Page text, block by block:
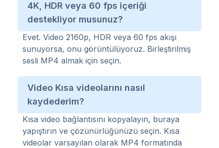
4K, HDR veya 60 fps içeriği
destekliyor musunuz?
Evet. Video 2160p, HDR veya 60 fps akışı
sunuyorsa, onu görüntülüyoruz. Birleştirilmiş
sesli MP4 almak için seçin.
Video Kısa videolarını nasıl
kaydederim?
Kısa video bağlantısını kopyalayın, buraya
yapıştırın ve çözünürlüğünüzü seçin. Kısa
videolar varsayılan olarak MP4 formatında